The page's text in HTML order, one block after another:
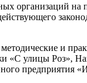
организаций на
и
«С улицы Роз»,
предприятия